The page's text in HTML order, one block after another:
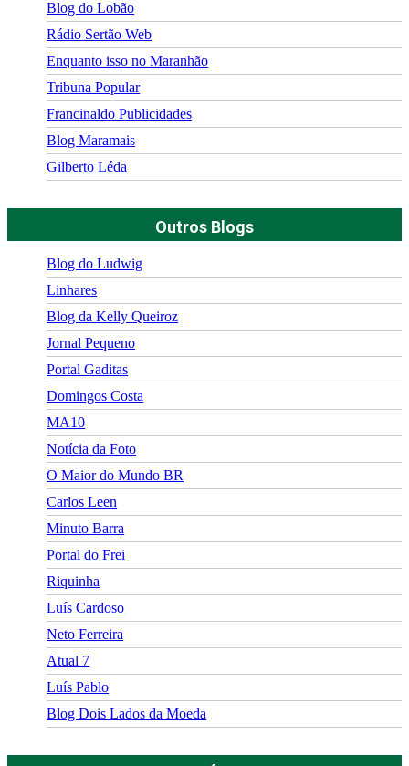
Blog do Lobão
Rádio Sertão Web
Enquanto isso no Maranhão
Tribuna Popular
Francinaldo Publicidades
Blog Maramais
Gilberto Léda
Outros Blogs
Blog do Ludwig
Linhares
Blog da Kelly Queiroz
Jornal Pequeno
Portal Gaditas
Domingos Costa
MA10
Notícia da Foto
O Maior do Mundo BR
Carlos Leen
Minuto Barra
Portal do Frei
Riquinha
Luís Cardoso
Neto Ferreira
Atual 7
Luís Pablo
Blog Dois Lados da Moeda